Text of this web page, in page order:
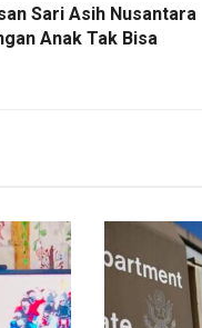
Sari Asih Nusantara
Anak Tak Bisa